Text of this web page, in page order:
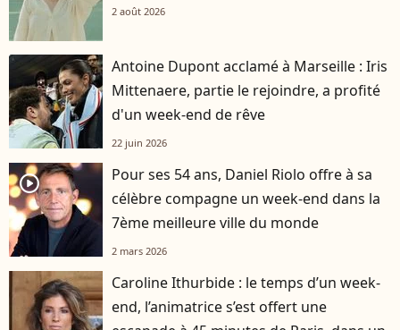
2 août 2026
Antoine Dupont acclamé à Marseille : Iris
Mittenaere, partie le rejoindre, a profité
d'un week-end de rêve
22 juin 2026
player2
Pour ses 54 ans, Daniel Riolo offre à sa
célèbre compagne un week-end dans la
7ème meilleure ville du monde
2 mars 2026
Caroline Ithurbide : le temps d’un week-
end, l’animatrice s’est offert une